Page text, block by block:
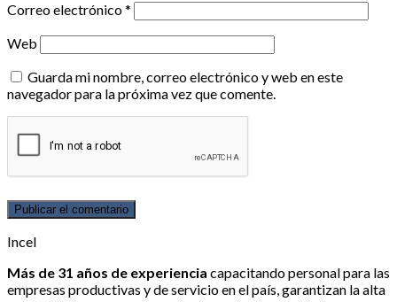
Correo electrónico*
Web
Guarda mi nombre, correo electrónico y web en este
navegador para la próxima vez que comente.
Incel
Más de 31 años de experiencia capacitando personal para las
empresas productivas y de servicio en el país, garantizan la alta